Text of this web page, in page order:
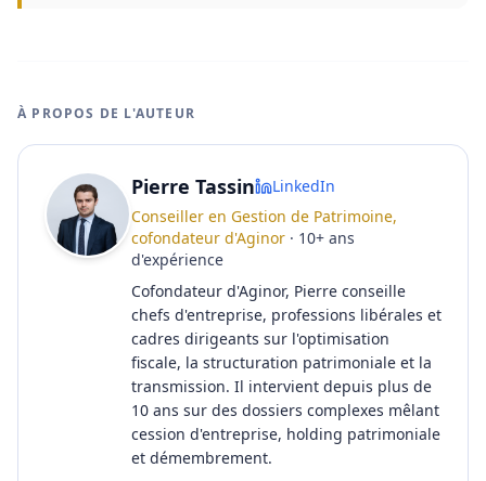
À PROPOS DE L'AUTEUR
Pierre Tassin
LinkedIn
Conseiller en Gestion de Patrimoine,
cofondateur d'Aginor · 10+ ans
d'expérience
Cofondateur d'Aginor, Pierre conseille
chefs d'entreprise, professions libérales et
cadres dirigeants sur l'optimisation
fiscale, la structuration patrimoniale et la
transmission. Il intervient depuis plus de
10 ans sur des dossiers complexes mêlant
cession d'entreprise, holding patrimoniale
et démembrement.